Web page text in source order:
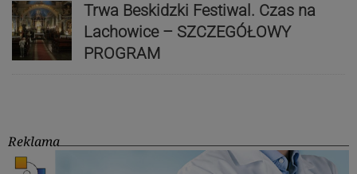
Trwa Beskidzki Festiwal. Czas na
Lachowice – SZCZEGÓŁOWY
PROGRAM
Reklama